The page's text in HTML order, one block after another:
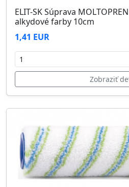
ELIT-SK Súprava
alkydové farby 10cm
1,41 EUR
Zobraziť